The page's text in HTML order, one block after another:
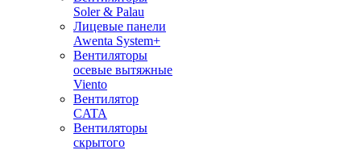
Soler & Palau
Лицевые панели
Awenta System+
Вентиляторы
осевые вытяжные
Viento
Вентилятор
CATA
Вентиляторы
скрытого